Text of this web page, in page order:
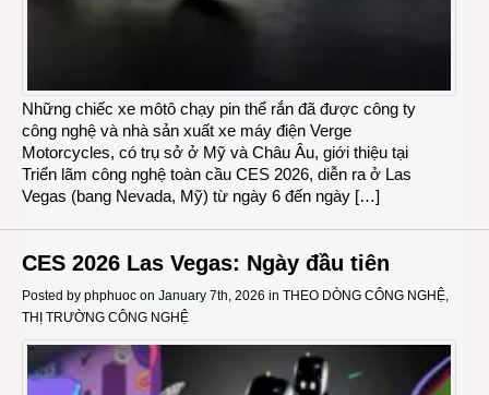
Những chiếc xe môtô chạy pin thể rắn đã được công ty
công nghệ và nhà sản xuất xe máy điện Verge
Motorcycles, có trụ sở ở Mỹ và Châu Âu, giới thiệu tại
Triển lãm công nghệ toàn cầu CES 2026, diễn ra ở Las
Vegas (bang Nevada, Mỹ) từ ngày 6 đến ngày […]
CES 2026 Las Vegas: Ngày đầu tiên
Posted by phphuoc on January 7th, 2026 in THEO DÒNG CÔNG NGHỆ
THỊ TRƯỜNG CÔNG NGHỆ